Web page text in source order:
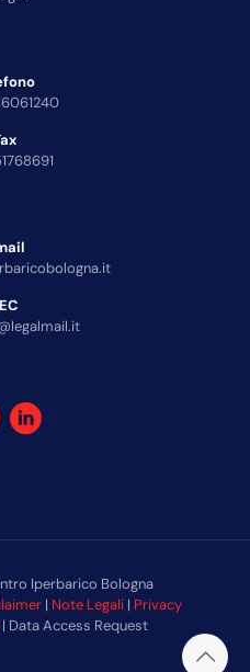
Iperbarico Bologna
| Note Legali| Privacy
| Data Access Request